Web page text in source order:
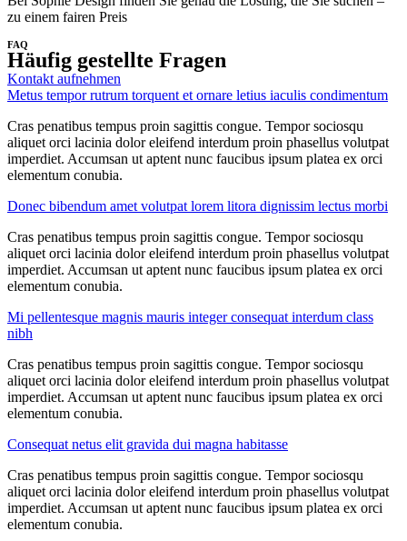
zu einem fairen Preis
FAQ
Häufig gestellte Fragen
Kontakt aufnehmen
Metus tempor rutrum torquent et ornare letius iaculis condimentum
Cras penatibus tempus proin sagittis congue. Tempor sociosqu
aliquet orci lacinia dolor eleifend interdum proin phasellus volutpat
imperdiet. Accumsan ut aptent nunc faucibus ipsum platea ex orci
elementum conubia.
Donec bibendum amet volutpat lorem litora dignissim lectus morbi
Cras penatibus tempus proin sagittis congue. Tempor sociosqu
aliquet orci lacinia dolor eleifend interdum proin phasellus volutpat
imperdiet. Accumsan ut aptent nunc faucibus ipsum platea ex orci
elementum conubia.
Mi pellentesque magnis mauris integer consequat interdum class
nibh
Cras penatibus tempus proin sagittis congue. Tempor sociosqu
aliquet orci lacinia dolor eleifend interdum proin phasellus volutpat
imperdiet. Accumsan ut aptent nunc faucibus ipsum platea ex orci
elementum conubia.
Consequat netus elit gravida dui magna habitasse
Cras penatibus tempus proin sagittis congue. Tempor sociosqu
aliquet orci lacinia dolor eleifend interdum proin phasellus volutpat
imperdiet. Accumsan ut aptent nunc faucibus ipsum platea ex orci
elementum conubia.